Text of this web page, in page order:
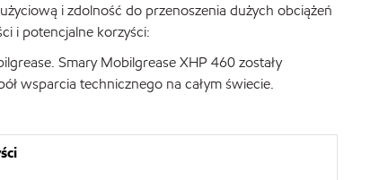
i zdolność do przenoszenia dużych obciążeń
i potencjalne korzyści:
Smary Mobilgrease XHP 460 zostały
wsparcia technicznego na całym świecie.